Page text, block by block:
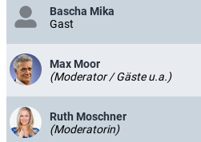
Bascha Mika
Gast
Max Moor
(Moderator / Gäste u.a.)
Ruth Moschner
(Moderatorin)